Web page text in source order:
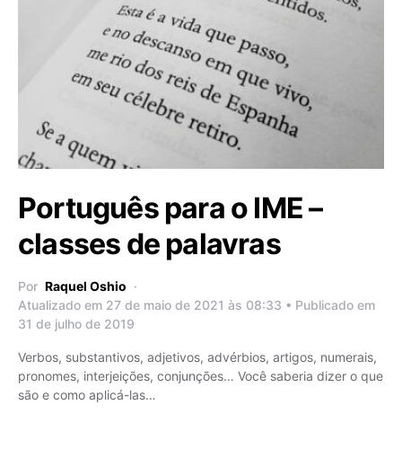
Português para o IME –
classes de palavras
Por Raquel Oshio
Atualizado em 27 de maio de 2021 às 08:33 • Publicado em
31 de julho de 2019
Verbos, substantivos, adjetivos, advérbios, artigos, numerais,
pronomes, interjeições, conjunções… Você saberia dizer o que
são e como aplicá-las…